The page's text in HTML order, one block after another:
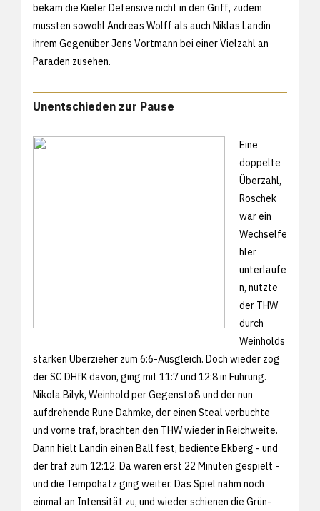
bekam die Kieler Defensive nicht in den Griff, zudem
mussten sowohl Andreas Wolff als auch Niklas Landin
ihrem Gegenüber Jens Vortmann bei einer Vielzahl an
Paraden zusehen.
Unentschieden zur Pause
Eine
doppelte
Überzahl,
Roschek
war ein
Wechselfe
hler
unterlaufe
n, nutzte
der THW
durch
Weinholds
starken Überzieher zum 6:6-Ausgleich. Doch wieder zog
der SC DHfK davon, ging mit 11:7 und 12:8 in Führung.
Nikola Bilyk, Weinhold per Gegenstoß und der nun
aufdrehende Rune Dahmke, der einen Steal verbuchte
und vorne traf, brachten den THW wieder in Reichweite.
Dann hielt Landin einen Ball fest, bediente Ekberg - und
der traf zum 12:12. Da waren erst 22 Minuten gespielt -
und die Tempohatz ging weiter. Das Spiel nahm noch
einmal an Intensität zu, und wieder schienen die Grün-